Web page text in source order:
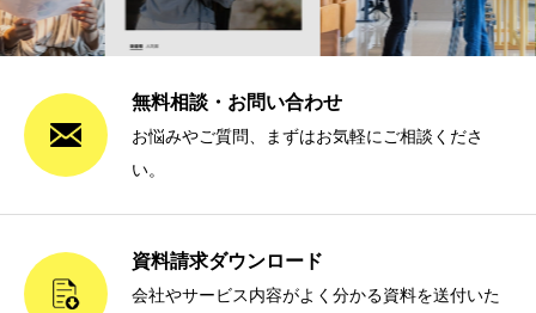
無料相談・お問い合わせ
お悩みやご質問、まずはお気軽にご相談くださ
い。
資料請求ダウンロード
会社やサービス内容がよく分かる資料を送付いた